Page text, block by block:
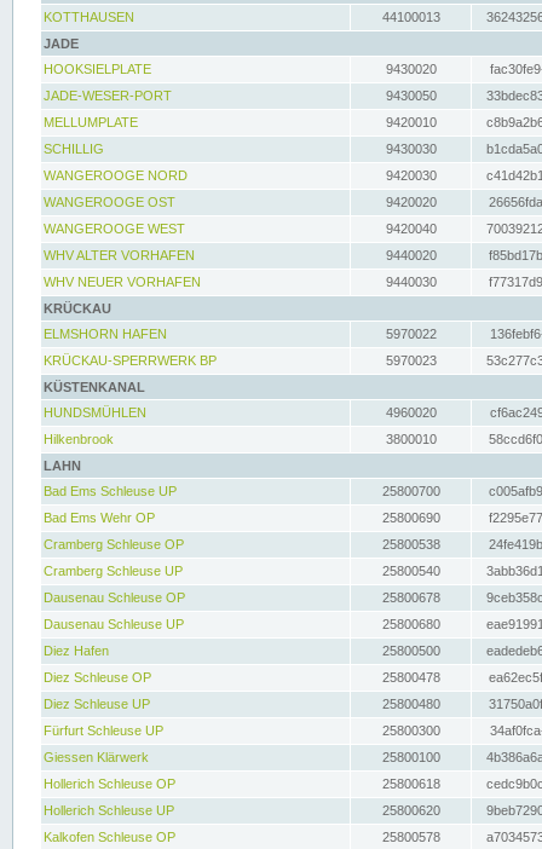
KOTTHAUSEN
44100013
JADE
HOOKSIELPLATE
9430020
JADE-WESER-PORT
9430050
MELLUMPLATE
9420010
SCHILLIG
9430030
WANGEROOGE NORD
9420030
WANGEROOGE OST
9420020
WANGEROOGE WEST
9420040
WHV ALTER VORHAFEN
9440020
WHV NEUER VORHAFEN
9440030
KRÜCKAU
ELMSHORN HAFEN
5970022
KRÜCKAU-SPERRWERK BP
5970023
KÜSTENKANAL
HUNDSMÜHLEN
4960020
Hilkenbrook
3800010
LAHN
Bad Ems Schleuse UP
25800700
Bad Ems Wehr OP
25800690
Cramberg Schleuse OP
25800538
Cramberg Schleuse UP
25800540
Dausenau Schleuse OP
25800678
Dausenau Schleuse UP
25800680
Diez Hafen
25800500
Diez Schleuse OP
25800478
Diez Schleuse UP
25800480
Fürfurt Schleuse UP
25800300
Giessen Klärwerk
25800100
Hollerich Schleuse OP
25800618
Hollerich Schleuse UP
25800620
Kalkofen Schleuse OP
25800578